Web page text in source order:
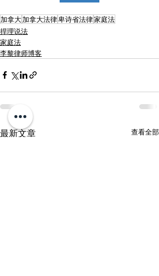
加拿大加拿大法律卑诗省法律家庭法
捍理说法
家庭法
李黎律师博客
最新文章 查看全部